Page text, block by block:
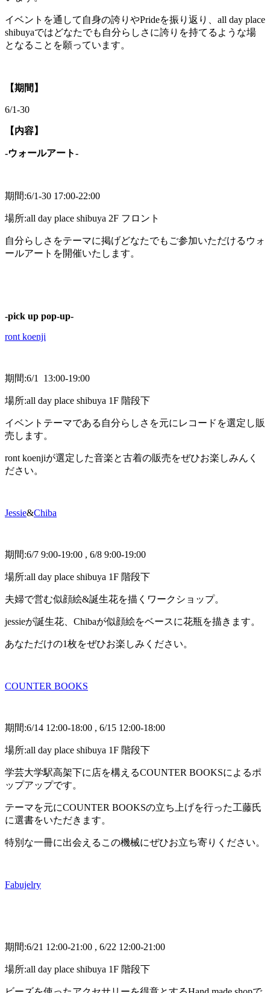
イベントを通して自身の誇りやPrideを振り返り、all day place
shibuyaではどなたでも自分らしさに誇りを持てるような場
となることを願っています。
【期間】
6/1-30
【内容】
-ウォールアート-
期間:6/1-30 17:00-22:00
場所:all day place shibuya 2F フロント
自分らしさをテーマに掲げどなたでもご参加いただけるウォ
ールアートを開催いたします。
-pick up pop-up-
ront koenji
期間:6/1 13:00-19:00
場所:all day place shibuya 1F 階段下
イベントテーマである自分らしさを元にレコードを選定し販
売します。
ront koenjiが選定した音楽と古着の販売をぜひお楽しみんく
ださい。
Jessie&Chiba
期間:6/7 9:00-19:00 , 6/8 9:00-19:00
場所:all day place shibuya 1F 階段下
夫婦で営む似顔絵&誕生花を描くワークショップ。
jessieが誕生花、Chibaが似顔絵をベースに花瓶を描きます。
あなただけの1枚をぜひお楽しみください。
COUNTER BOOKS
期間:6/14 12:00-18:00 , 6/15 12:00-18:00
場所:all day place shibuya 1F 階段下
学芸大学駅高架下に店を構えるCOUNTER BOOKSによるポ
ップアップです。
テーマを元にCOUNTER BOOKSの立ち上げを行った工藤氏
に選書をいただきます。
特別な一冊に出会えるこの機械にぜひお立ち寄りください。
Fabujelry
期間:6/21 12:00-21:00 , 6/22 12:00-21:00
場所:all day place shibuya 1F 階段下